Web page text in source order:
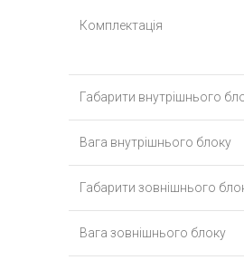
Комплектація
Габарити внутрішнього
Вага внутрішнього блоку
Габарити зовнішнього
Вага зовнішнього блоку